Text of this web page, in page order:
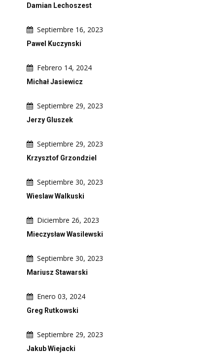
Damian Lechoszest
Septiembre 16, 2023
Pawel Kuczynski
Febrero 14, 2024
Michał Jasiewicz
Septiembre 29, 2023
Jerzy Gluszek
Septiembre 29, 2023
Krzysztof Grzondziel
Septiembre 30, 2023
Wieslaw Walkuski
Diciembre 26, 2023
Mieczysław Wasilewski
Septiembre 30, 2023
Mariusz Stawarski
Enero 03, 2024
Greg Rutkowski
Septiembre 29, 2023
Jakub Wiejacki